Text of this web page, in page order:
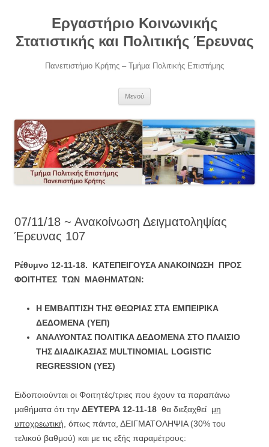
περιεχόμενοΕργαστήριο Κοινωνικής
Στατιστικής και Πολιτικής Έρευνας
Πανεπιστήμιο Κρήτης – Τμήμα Πολιτικής Επιστήμης
Μενού
07/11/18 ~ Ανακοίνωση Δειγματοληψίας
Έρευνας 107
Ρέθυμνο 12-11-18. ΚΑΤΕΠΕΙΓΟΥΣΑ ΑΝΑΚΟΙΝΩΣΗ ΠΡΟΣ
ΦΟΙΤΗΤΕΣ ΤΩΝ ΜΑΘΗΜΑΤΩΝ:
Η ΕΜΒΑΠΤΙΣΗ ΤΗΣ ΘΕΩΡΙΑΣ ΣΤΑ ΕΜΠΕΙΡΙΚΑ
ΔΕΔΟΜΕΝΑ (ΥΕΠ)
ΑΝΑΛΥΟΝΤΑΣ ΠΟΛΙΤΙΚΑ ΔΕΔΟΜΕΝΑ ΣΤΟ ΠΛΑΙΣΙΟ
ΤΗΣ ΔΙΑΔΙΚΑΣΙΑΣ MULTINOMIAL LOGISTIC
REGRESSION (ΥΕΣ)
Ειδοποιούνται οι Φοιτητές/τριες που έχουν τα παραπάνω
μαθήματα ότι την ΔΕΥΤΕΡΑ 12-11-18 θα διεξαχθεί μη
υποχρεωτική, όπως πάντα, ΔΕΙΓΜΑΤΟΛΗΨΙΑ (30% του
τελικού βαθμού) και με τις εξής παραμέτρους: